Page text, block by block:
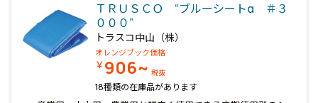
ＴＲＵＳＣＯ “ブルーシートα ＃３
０００”
トラスコ中山（株）
オレンジブック価格
￥906~ 税抜
18種類の在庫品があります